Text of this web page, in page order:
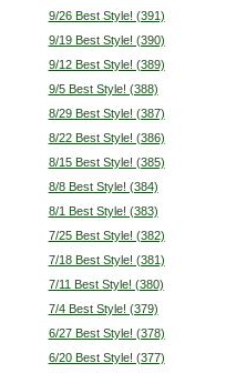
9/26 Best Style! (391)
9/19 Best Style! (390)
9/12 Best Style! (389)
9/5 Best Style! (388)
8/29 Best Style! (387)
8/22 Best Style! (386)
8/15 Best Style! (385)
8/8 Best Style! (384)
8/1 Best Style! (383)
7/25 Best Style! (382)
7/18 Best Style! (381)
7/11 Best Style! (380)
7/4 Best Style! (379)
6/27 Best Style! (378)
6/20 Best Style! (377)